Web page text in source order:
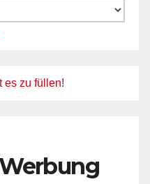
es zu füllen!